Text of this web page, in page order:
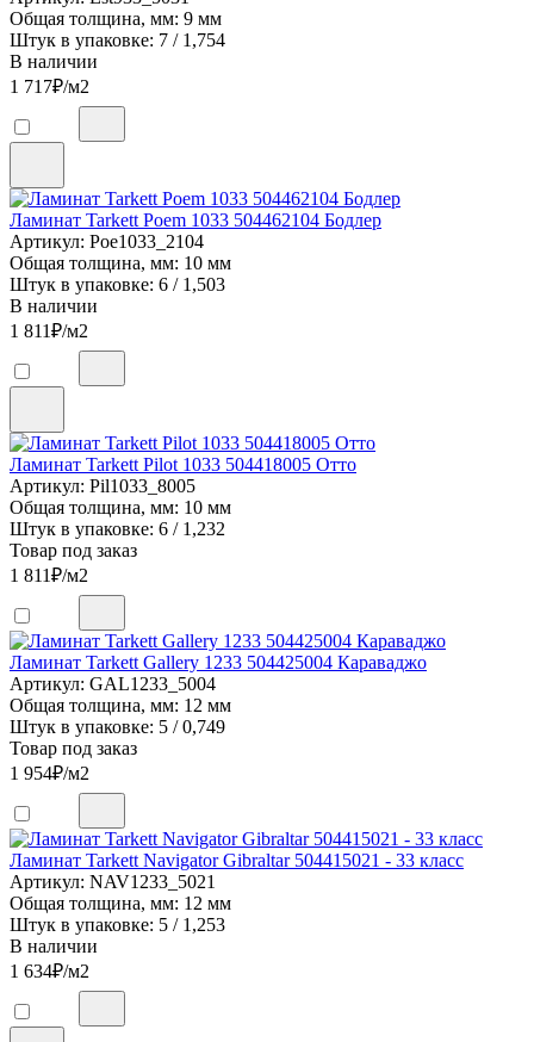
Общая толщина, мм: 9 мм
Штук в упаковке: 7 / 1,754
В наличии
1 717₽/м2
Ламинат Tarkett Poem 1033 504462104 Бодлер
Артикул: Poe1033_2104
Общая толщина, мм: 10 мм
Штук в упаковке: 6 / 1,503
В наличии
1 811₽/м2
Ламинат Tarkett Pilot 1033 504418005 Отто
Артикул: Pil1033_8005
Общая толщина, мм: 10 мм
Штук в упаковке: 6 / 1,232
Товар под заказ
1 811₽/м2
Ламинат Tarkett Gallery 1233 504425004 Караваджо
Артикул: GAL1233_5004
Общая толщина, мм: 12 мм
Штук в упаковке: 5 / 0,749
Товар под заказ
1 954₽/м2
Ламинат Tarkett Navigator Gibraltar 504415021 - 33 класс
Артикул: NAV1233_5021
Общая толщина, мм: 12 мм
Штук в упаковке: 5 / 1,253
В наличии
1 634₽/м2